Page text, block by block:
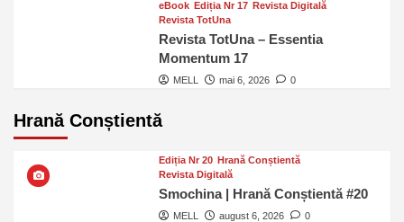
eBook Ediția Nr 17 Revista Digitală
Revista TotUna
Revista TotUna – Essentia
Momentum 17
MELL mai 6, 2026 0
Hrană Conștientă
Ediția Nr 20 Hrană Conștientă
Revista Digitală
Smochina | Hrană Conștientă #20
MELL august 6, 2026 0